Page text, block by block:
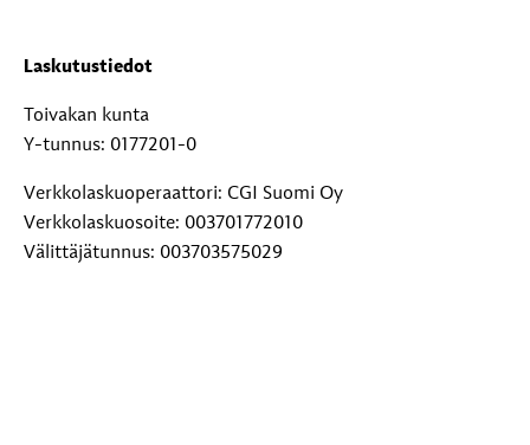
Laskutustiedot
Toivakan kunta
Y-tunnus: 0177201-0
Verkkolaskuoperaattori: CGI Suomi Oy
Verkkolaskuosoite: 003701772010
Välittäjätunnus: 003703575029